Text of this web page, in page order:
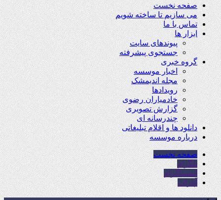
صفحه نخست
می سازیم تا ساخته شویم
تماس با ما
ابزار ها
پیوندهای سایت
جستجوی پیشرفته
گروه خبری
اخبار موسسه
مجله اندیمشک
رویدادها
خادمیاران رضوی
گزارش تصویری
چندرسانه ای
دانلود ها و اقلام تبلیغاتی
درباره موسسه
صفحه نخست
تلگرام
اینستاگرام
آپارات